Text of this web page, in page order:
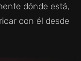
dónde está,
con él desde